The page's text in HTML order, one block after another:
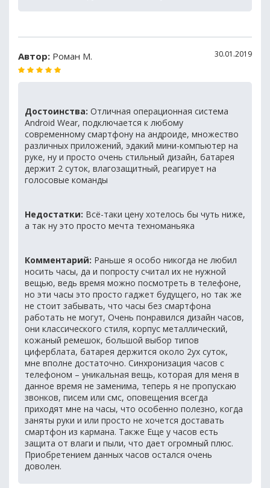
Автор: Роман М. 30.01.2019
Достоинства: Отличная операционная система
Android Wear, подключается к любому
современному смартфону на андроиде, множество
различных приложений, эдакий мини-компьютер на
руке, ну и просто очень стильный дизайн, батарея
держит 2 суток, влагозащитный, реагирует на
голосовые команды
Недостатки: Всё-таки цену хотелось бы чуть ниже,
а так ну это просто мечта техноманьяка
Комментарий: Раньше я особо никогда не любил
носить часы, да и попросту считал их не нужной
вещью, ведь время можно посмотреть в телефоне,
но эти часы это просто гаджет будущего, но так же
не стоит забывать, что часы без смартфона
работать не могут, Очень понравился дизайн часов,
они классического стиля, корпус металлический,
кожаный ремешок, большой выбор типов
циферблата, батарея держится около 2ух суток,
мне вполне достаточно. Синхронизация часов с
телефоном – уникальная вещь, которая для меня в
данное время не заменима, теперь я не пропускаю
звонков, писем или смс, оповещения всегда
приходят мне на часы, что особенно полезно, когда
заняты руки и или просто не хочется доставать
смартфон из кармана. Также Еще у часов есть
защита от влаги и пыли, что дает огромный плюс.
Приобретением данных часов остался очень
доволен.